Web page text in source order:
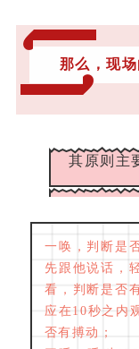
那么，现
其原则主
一唤，判断是
先跟他说话，
看，判断是否
应在10秒之内
否有搏动；